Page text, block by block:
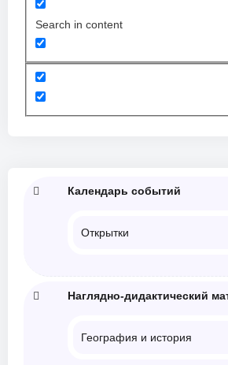
Search in content
Календарь событий
Открытки
Наглядно-дидактический
География и история